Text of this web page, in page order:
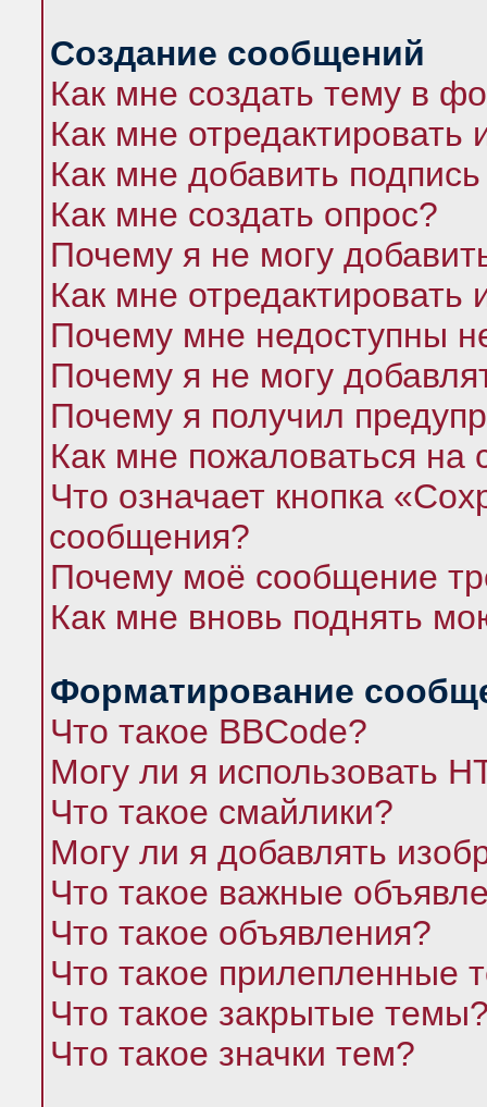
Создание сообщений
Как мне создать тему в
Как мне
Как мне добавить
Как мне создать опрос?
Почему я не могу
Как мне отредактировать
Почему мне недоступны
Почему я не могу
Почему я получил
Как мне пожаловаться
Что означает кнопка
сообщения?
Почему моё сообщение
Как мне вновь поднять
Форматирование
Что такое BBCode?
Могу ли я использовать
Что такое смайлики?
Могу ли я добавлять
Что такое важные
Что такое объявления?
Что такое прилепленные
Что такое закрытые
Что такое значки тем?